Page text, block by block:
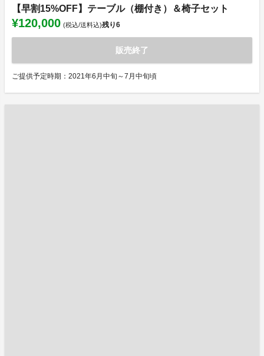
【早割15%OFF】テーブル（棚付き）＆椅子セット
¥120,000 (税込/送料込)残り6
販売終了
ご提供予定時期：2021年6月中旬～7月中旬頃